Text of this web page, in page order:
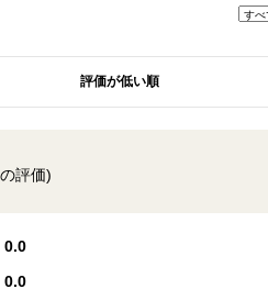
評価が低い順
評価)
0.0
0.0